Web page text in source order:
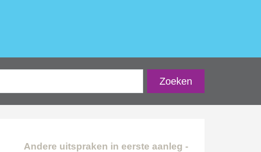
Andere uitspraken in eerste aanleg -